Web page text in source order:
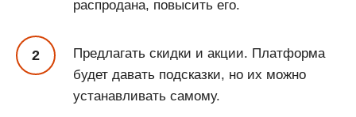
распродана, повысить его.
Предлагать скидки и акции. Платформа
будет давать подсказки, но их можно
устанавливать самому.